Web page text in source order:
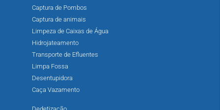
Captura de Pombos
Captura de animais
Limpeza de Caixas de Água
Hidrojateamento
Transporte de Efluentes
Limpa Fossa
Desentupidora
Caça Vazamento